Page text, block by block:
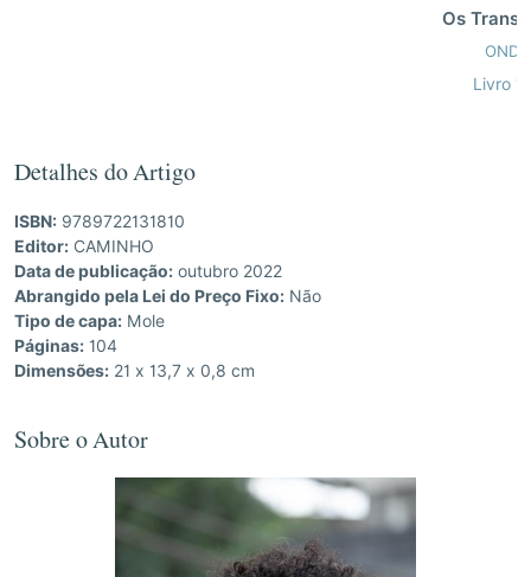
Os
Livro
Detalhes do Artigo
ISBN: 9789722131810
Editor: CAMINHO
Data de publicação: outubro 2022
Abrangido pela Lei do Preço Fixo: Não
Tipo de capa: Mole
Páginas: 104
Dimensões: 21 x 13,7 x 0,8 cm
Sobre o Autor